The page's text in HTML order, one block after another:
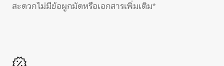
สะดวก ไม่มีข้อผูกมัดหรือเอกสารเพิ่มเติม*